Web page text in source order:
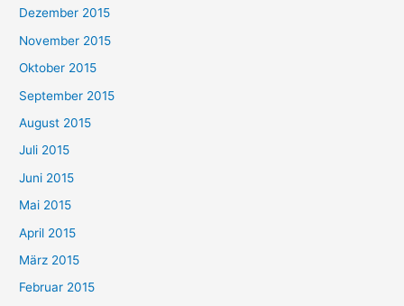
Dezember 2015
November 2015
Oktober 2015
September 2015
August 2015
Juli 2015
Juni 2015
Mai 2015
April 2015
März 2015
Februar 2015